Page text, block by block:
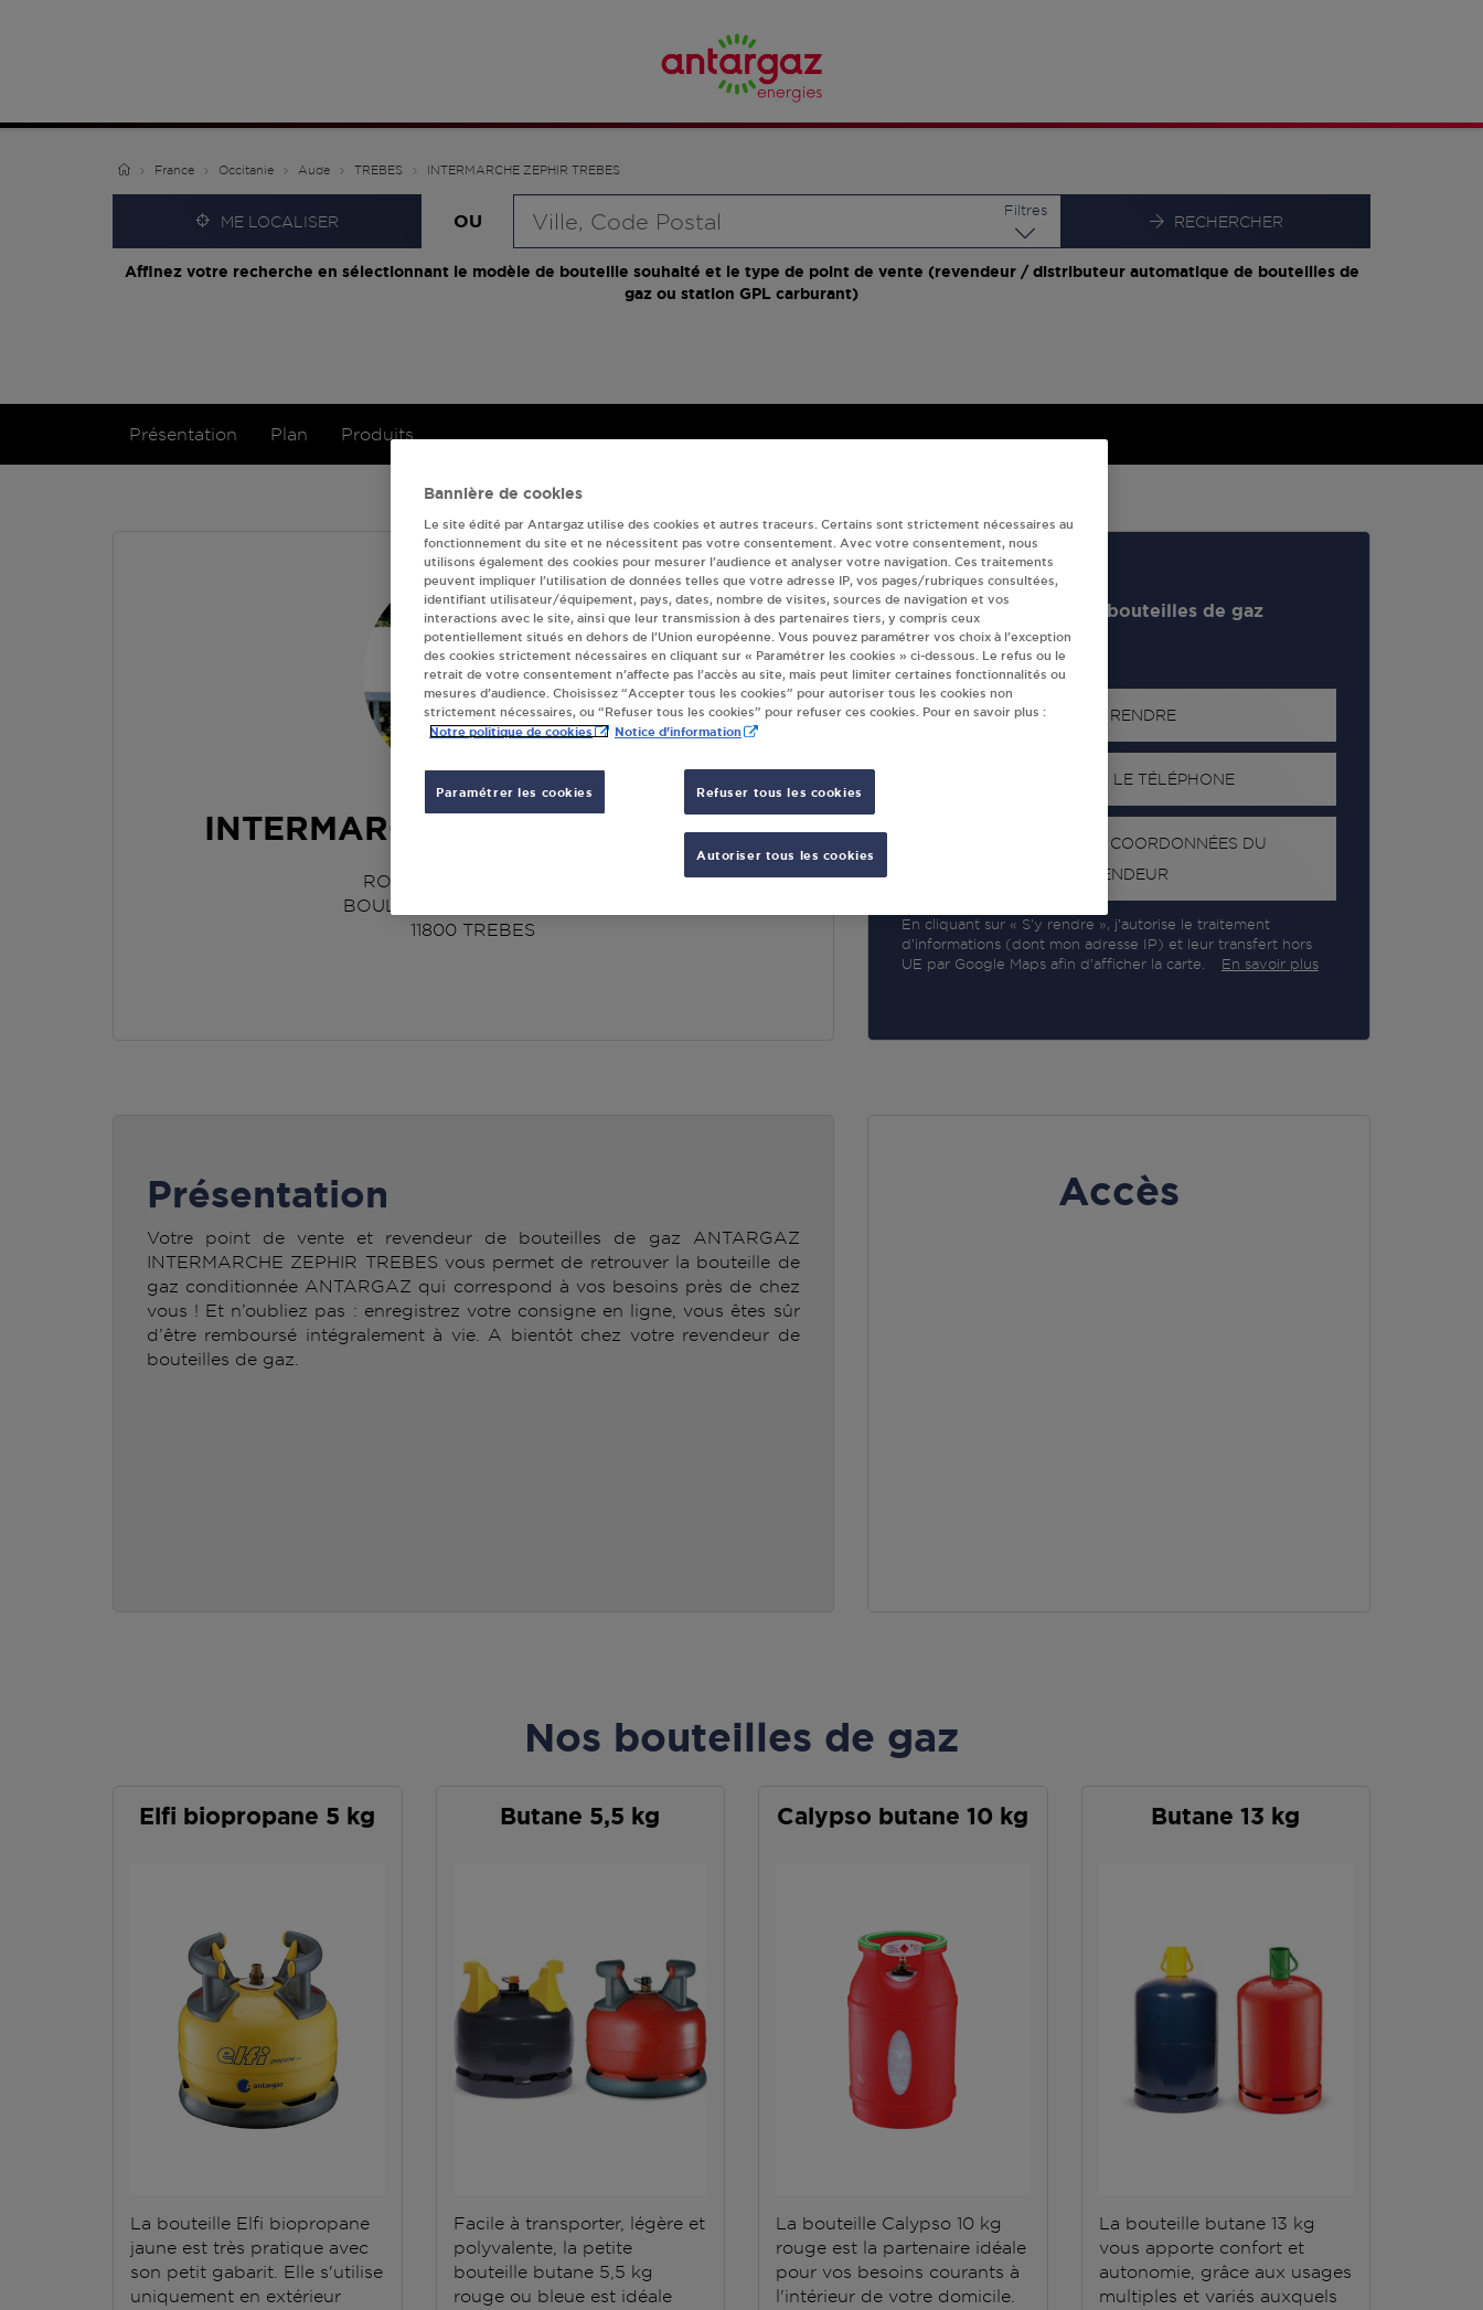
France Occitanie Aude TREBES INTERMARCHE ZEPHIR TREBES
ME LOCALISER OU
Filtres
RECHERCHER
Affinez votre recherche en sélectionnant le modèle de bouteille souhaité et le type de point de vente (revendeur / distributeur automatique de bouteilles de
gaz ou station GPL carburant)
Présentation Plan Produits
INTERMARCHE ZEPHIR TREBES
ROUTE NATIONALE 206
BOULEVARD DU MINERVOIS
11800 TREBES
Revendeur de bouteilles de gaz
S'Y RENDRE
AFFICHER LE TÉLÉPHONE
RECEVOIR LES COORDONNÉES DU
REVENDEUR
En cliquant sur « S’y rendre », j’autorise le traitement
d’informations (dont mon adresse IP) et leur transfert hors
UE par Google Maps afin d’afficher la carte.
En savoir plus
Accès
Présentation
Votre point de vente et revendeur de bouteilles de gaz ANTARGAZ
INTERMARCHE ZEPHIR TREBES vous permet de retrouver la bouteille de
gaz conditionnée ANTARGAZ qui correspond à vos besoins près de chez
vous ! Et n’oubliez pas : enregistrez votre consigne en ligne, vous êtes sûr
d’être remboursé intégralement à vie. A bientôt chez votre revendeur de
bouteilles de gaz.
Nos bouteilles de gaz
Elfi biopropane 5 kg
La bouteille Elfi biopropane
jaune est très pratique avec
son petit gabarit. Elle s'utilise
uniquement en extérieur
Butane 5,5 kg
Facile à transporter, légère et
polyvalente, la petite
bouteille butane 5,5 kg
rouge ou bleue est idéale
Calypso butane 10 kg
La bouteille Calypso 10 kg
rouge est la partenaire idéale
pour vos besoins courants à
l'intérieur de votre domicile.
Butane 13 kg
La bouteille butane 13 kg
vous apporte confort et
autonomie, grâce aux usages
multiples et variés auxquels
Bannière de cookies
Le site édité par Antargaz utilise des cookies et autres traceurs. Certains sont strictement nécessaires au
fonctionnement du site et ne nécessitent pas votre consentement. Avec votre consentement, nous
utilisons également des cookies pour mesurer l’audience et analyser votre navigation. Ces traitements
peuvent impliquer l’utilisation de données telles que votre adresse IP, vos pages/rubriques consultées,
identifiant utilisateur/équipement, pays, dates, nombre de visites, sources de navigation et vos
interactions avec le site, ainsi que leur transmission à des partenaires tiers, y compris ceux
potentiellement situés en dehors de l’Union européenne. Vous pouvez paramétrer vos choix à l’exception
des cookies strictement nécessaires en cliquant sur « Paramétrer les cookies » ci-dessous. Le refus ou le
retrait de votre consentement n’affecte pas l’accès au site, mais peut limiter certaines fonctionnalités ou
mesures d’audience. Choisissez “Accepter tous les cookies” pour autoriser tous les cookies non
strictement nécessaires, ou “Refuser tous les cookies” pour refuser ces cookies. Pour en savoir plus :
Notre politique de cookies Notice d'information
Paramétrer les cookies Refuser tous les cookies
Autoriser tous les cookies